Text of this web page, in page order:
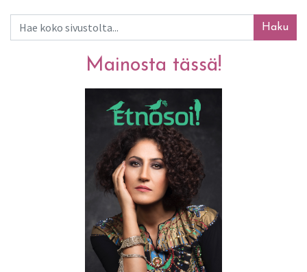
Haku
Mainosta tässä!